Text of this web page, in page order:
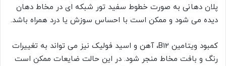
پلان دهانی به صورت خطوط سفید تور شبکه ای در مخاط دهان
دیده می شود و ممکن است با احساس سوزش یا درد همراه باشد.
کمبود ویتامین B12، آهن و اسید فولیک نیز می تواند به تغییرات
رنگ و بافت مخاط منجر شود. در این حالت ضایعات ممکن است